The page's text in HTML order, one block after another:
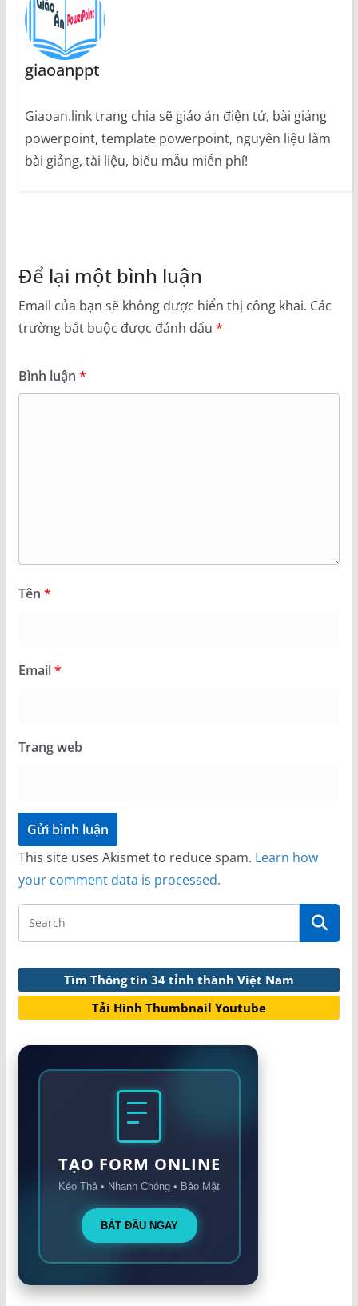
giaoanppt
Giaoan.link trang chia sẽ giáo án điện tử, bài giảng
powerpoint, template powerpoint, nguyên liệu làm
bài giảng, tài liệu, biểu mẫu miễn phí!
Để lại một bình luận
Email của bạn sẽ không được hiển thị công khai. Các
trường bắt buộc được đánh dấu *
Bình luận *
Tên *
Email*
Trang web
This site uses Akismet to reduce spam. Learn how
your comment data is processed.
Tìm Thông tin 34 tỉnh thành Việt Nam
Tải Hình Thumbnail Youtube
TẠO FORM ONLINE
Kéo Thả • Nhanh Chóng • Bảo Mật
BẮT ĐẦU NGAY